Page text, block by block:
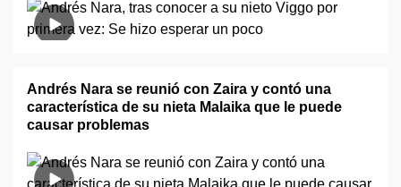
Andrés Nara se reunió con Zaira y contó una
característica de su nieta Malaika que le puede
causar problemas